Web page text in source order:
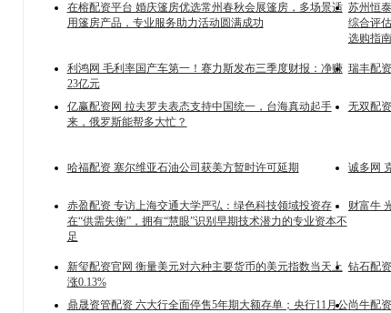
在榕配资平台 婚庆篷房优选常州春秋会展篷房，多场景适
用篷房产品，专业服务助力活动圆满成功
苏州恒
综合评
选购指南
利鸿网 毛利率国产车第一！赛力斯发布三季度财报：净赚
23亿元
瑞丰配
亿赢配资网 拉夫罗夫表态支持中国统一，台海真动起手
来，俄罗斯能帮多大忙？
无双配
哈福配资 塞尔维亚石油公司获美方暂时许可延期
诚多网
赤盈配资 专访上海交通大学严弘：绿色科技领域投资存
在“供需失衡”，拥有“慧眼”识别早期技术潜力的专业资本不
足
财富牛
新玺配资官网 衡量美元对六种主要货币的美元指数当天上
涨0.13%
钻石配
鼎晟资管配资 六大行全面停售5年期大额存单；央行11月公尚牛配